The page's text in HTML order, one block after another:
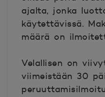
ajalta, jonka
käytettävissä.
määrä on
Velallisen on
viimeistään 30